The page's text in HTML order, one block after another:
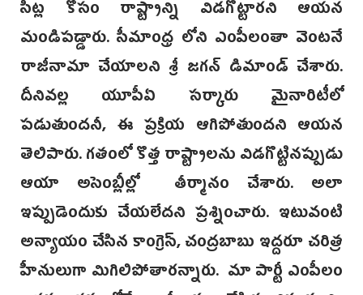
సీట్ల కోసం రాష్ట్రాన్ని విడగొట్టారని ఆయన
మండిపడ్డారు. సీమాంధ్ర లోని ఎంపీలంతా వెంటనే
రాజీనామా చేయాలని శ్రీ జగన్ డిమాండ్ చేశారు.
దీనివల్ల యూపీఏ సర్కారు మైనారిటీలో
పడుతుందనీ, ఈ ప్రక్రియ ఆగిపోతుందని ఆయన
తెలిపారు. గతంలో కొత్త రాష్ట్రాలను విడగొట్టినప్పుడు
ఆయా అసెంబ్లీల్లో తీర్మానం చేశారు. అలా
ఇప్పుడెందుకు చేయలేదని ప్రశ్నించారు. ఇటువంటి
అన్యాయం చేసిన కాంగ్రెస్, చంద్రబాబు ఇద్దరూ చరిత్ర
హీనులుగా మిగిలిపోతారన్నారు. మా పార్టీ ఎంపీలం